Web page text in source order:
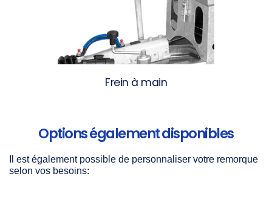
Frein à main
Options également disponibles
Il est également possible de personnaliser votre remorque
selon vos besoins: